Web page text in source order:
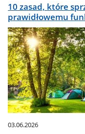
10 zasad, które
prawidłowemu
03.06.2026